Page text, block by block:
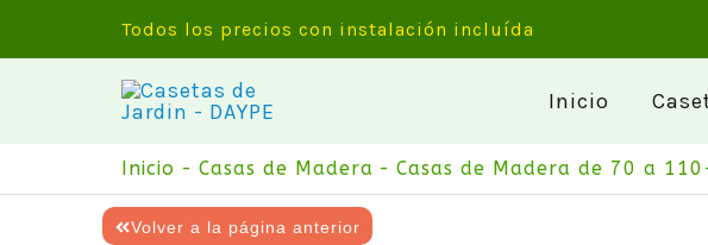
contenido
Todos los precios con instalación incluída
Inicio
Inicio Casas de Madera Casas de Madera de 70 a
Volver a la página anterior